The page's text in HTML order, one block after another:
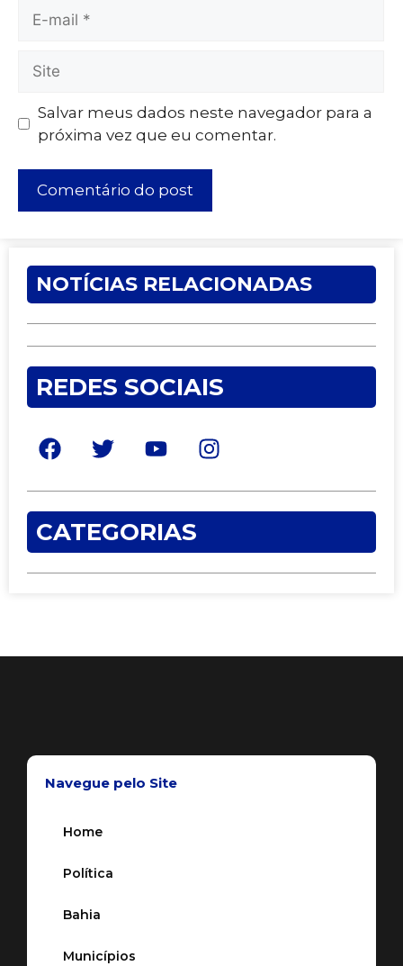
Salvar meus dados neste navegador para a
próxima vez que eu comentar.
NOTÍCIAS RELACIONADAS
REDES SOCIAIS
CATEGORIAS
Navegue pelo Site
Home
Política
Bahia
Municípios